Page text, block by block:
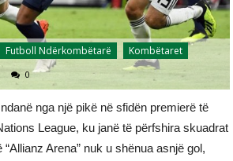
Futboll Ndërkombëtarë Kombëtaret
0
nga një pikë në sfidën premierë të
League, ku janë të përfshira skuadrat
Arena” nuk u shënua asnjë gol,